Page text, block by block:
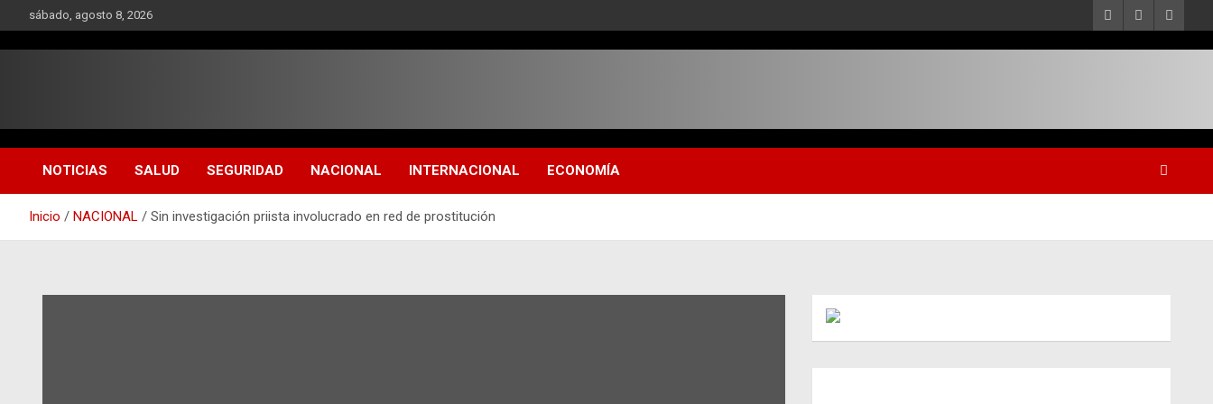
al
contenido
sábado, agosto 8, 2026
NOTICIAS SALUD SEGURIDAD NACIONAL INTERNACIONAL ECONOMÍA
Inicio NACIONAL Sin investigación priista involucrado en red de prostitución